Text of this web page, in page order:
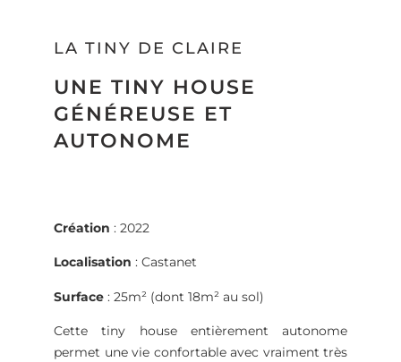
LA TINY DE CLAIRE
UNE TINY HOUSE
GÉNÉREUSE ET
AUTONOME
Création : 2022
Localisation : Castanet
Surface : 25m² (dont 18m² au sol)
Cette tiny house entièrement autonome
permet une vie confortable avec vraiment très